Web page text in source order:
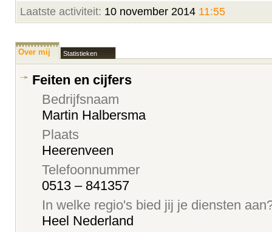
Laatste activiteit: 10 november 2014 11:55
Over mij Statistieken
Feiten en cijfers
Bedrijfsnaam
Martin Halbersma
Plaats
Heerenveen
Telefoonnummer
0513 – 841357
In welke regio's bied jij je diensten
Heel Nederland